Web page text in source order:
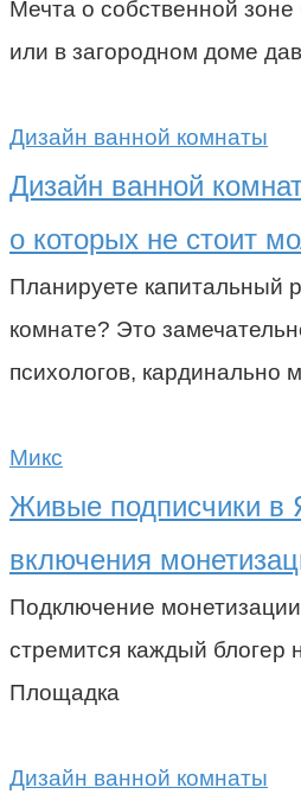
Мечта о собственной
или в загородном доме
Дизайн ванной комнаты
Дизайн ванной
о которых не стоит
Планируете капитальный
комнате? Это
психологов, кардинально
Микс
Живые подписчики в
включения
Подключение
стремится каждый блогер
Площадка
Дизайн ванной комнаты